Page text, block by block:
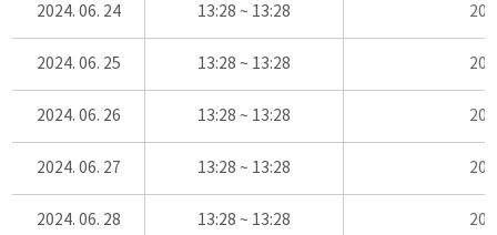
2024. 06. 24 13:28 ~ 13:28
2024. 06. 25 13:28 ~ 13:28
2024. 06. 26 13:28 ~ 13:28
2024. 06. 27 13:28 ~ 13:28
2024. 06. 28 13:28 ~ 13:28